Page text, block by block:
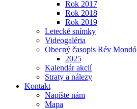
Rok 2017
Rok 2018
Rok 2019
Letecké snímky
Videogaléria
Obecný časopis Rév Mondó
2025
Kalendár akcií
Straty a nálezy
Kontakt
Napíšte nám
Mapa